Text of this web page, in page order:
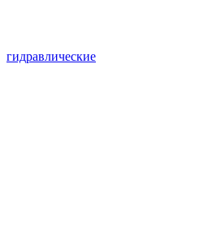
гидравлические